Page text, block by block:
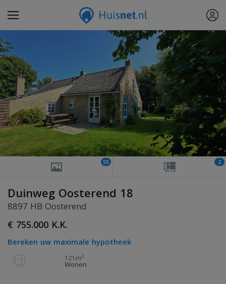
55 2
Duinweg Oosterend 18
8897 HB Oosterend
€ 755.000 K.K.
Bereken uw maximale hypotheek
121m2
Wonen